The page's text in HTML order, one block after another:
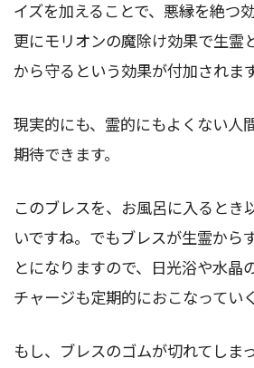
イズを加えることで、悪縁を絶つ
更にモリオンの魔除け効果で生霊
から守るという効果が付加されます
現実的にも、霊的にもよくない人
期待できます。
このブレスを、お風呂に入るとき
いですね。でもブレスが生霊から
とになりますので、日光浴や水晶
チャージも定期的におこなってい
もし、ブレスのゴムが切れてしま